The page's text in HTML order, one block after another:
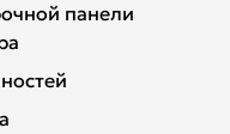
панели